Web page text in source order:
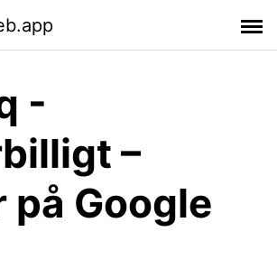
-
–
på Google